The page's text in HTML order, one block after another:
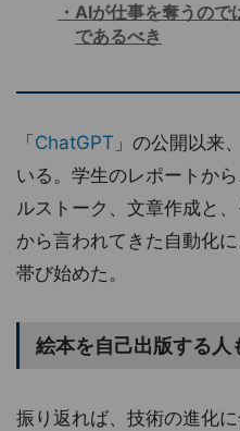
AIが仕事を奪うので
であるべき
「 ChatGPT 」の公開以来、
いる。学生のレポートか
ルストーク、文章作成と
から言われてきた自動化
帯び始めた。
絵本を自己出版する人
振り返れば、技術の進化